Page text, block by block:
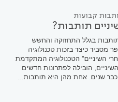
קבועות
תותבות?
בגלל התחזוקה והחשש
מסביר כיצד בזכות טכנולוגיה
השיניים" הטכנולוגיה המתקדמת
הובילה לפתרונות חדשים
שנים. אחת מהן היא תותבות...